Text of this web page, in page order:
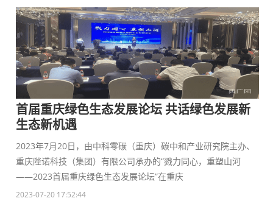
首届重庆绿色生态发展论坛 共话绿色发展新
生态新机遇
2023年7月20日，由中科零碳（重庆）碳中和产业研究院主办、
重庆陛诺科技（集团）有限公司承办的“戮力同心，重塑山河
——2023首届重庆绿色生态发展论坛”在重庆
2023-07-20 17:52:44